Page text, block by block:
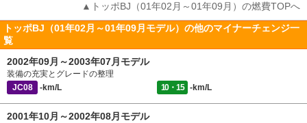
▲トッポBJ（01年02月～01年09月）の燃費TOPへ
トッポBJ（01年02月～01年09月モデル）の他のマイナーチェンジ一
覧
2002年09月～2003年07月モデル
装備の充実とグレードの整理
JC08
-km/L 10・15 -km/L
2001年10月～2002年08月モデル